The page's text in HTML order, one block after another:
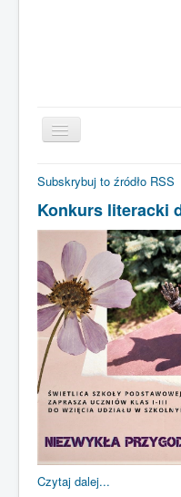
STRONA GŁÓWNA
KADRA
DLA UCZNIA
DLA RODZICA
SUKCESY
ŚWIETLICA
KRONIKA
Subskrybuj to źródło RSS
Konkurs literacki
Czytaj dalej...